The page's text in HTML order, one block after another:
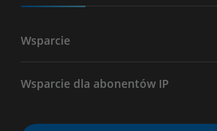
Wsparcie
Wsparcie dla abonentów IP